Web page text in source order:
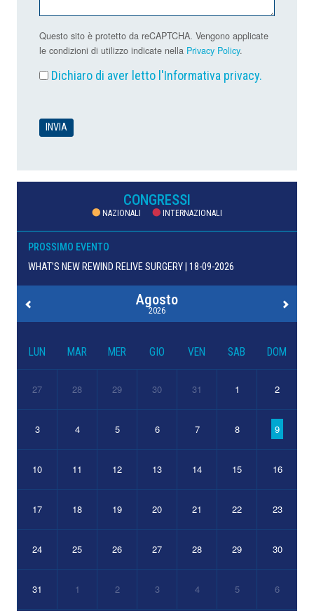
Questo sito è protetto da reCAPTCHA. Vengono applicate
le condizioni di utilizzo indicate nella Privacy Policy.
Dichiaro di aver letto l'Informativa privacy.
CONGRESSI
NAZIONALI INTERNAZIONALI
PROSSIMO EVENTO
WHAT’S NEW REWIND RELIVE SURGERY | 18-09-2026
Agosto
2026
LUN MAR MER GIO VEN SAB DOM
27 28 29 30 31 1 2
3 4 5 6 7 8 9
10 11 12 13 14 15 16
17 18 19 20 21 22 23
24 25 26 27 28 29 30
31 1 2 3 4 5 6